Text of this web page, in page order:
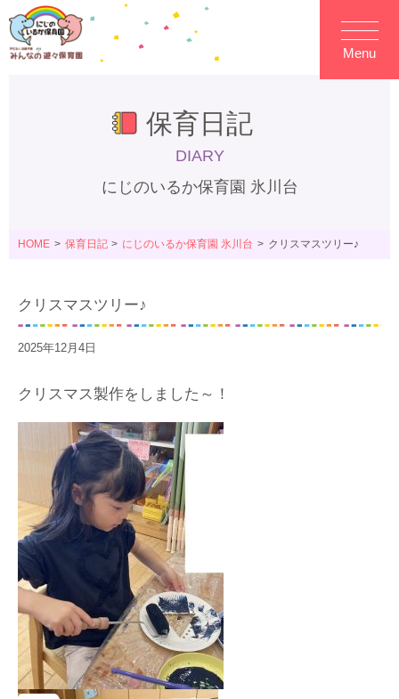
Menu
保育日記
DIARY
にじのいるか保育園 氷川台
HOME 保育日記 にじのいるか保育園 氷川台 クリスマスツリー♪
クリスマスツリー♪
2025年12月4日
クリスマス製作をしました～！